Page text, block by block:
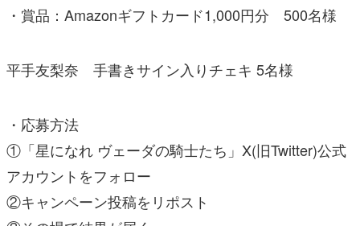
・賞品：Amazonギフトカード1,000円分 500名様
平手友梨奈 手書きサイン入りチェキ 5名様
・応募方法
①「星になれ ヴェーダの騎士たち」X(旧Twitter)公式
アカウントをフォロー
②キャンペーン投稿をリポスト